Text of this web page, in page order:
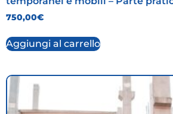
750,00€
Aggiungi al carrello